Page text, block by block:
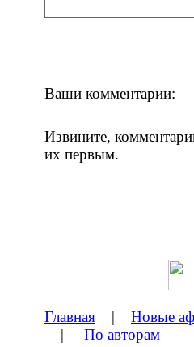
Ваши комментарии:
Извините,
их первым.
Главная | Новые
| По авторам